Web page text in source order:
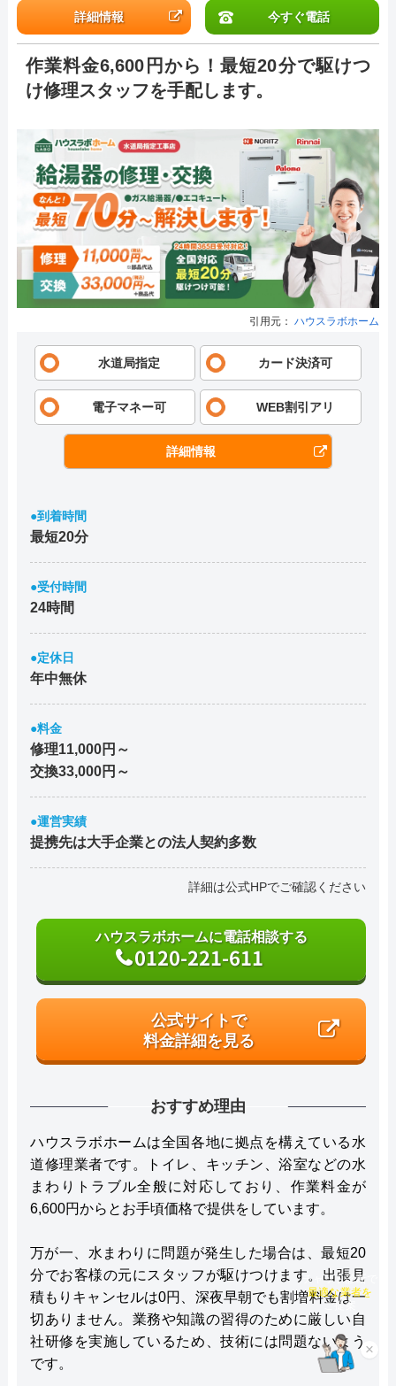
詳細情報 今すぐ電話
作業料金6,600円から！最短20分で駆けつ
け修理スタッフを手配します。
引用元： ハウスラボホーム
水道局指定 カード決済可
電子マネー可 WEB割引アリ
詳細情報
●到着時間
最短20分
●受付時間
24時間
●定休日
年中無休
●料金
修理11,000円～
交換33,000円～
●運営実績
提携先は大手企業との法人契約多数
詳細は公式HPでご確認ください
ハウスラボホームに電話相談する
0120-221-611
公式サイトで
料金詳細を見る
おすすめ理由
ハウスラボホームは全国各地に拠点を構えている水
道修理業者です。トイレ、キッチン、浴室などの水
まわりトラブル全般に対応しており、作業料金が
6,600円からとお手頃価格で提供をしています。
万が一、水まわりに問題が発生した場合は、最短20
分でお客様の元にスタッフが駆けつけます。出張見
積もりキャンセルは0円、深夜早朝でも割増料金は一
切ありません。業務や知識の習得のために厳しい自
社研修を実施しているため、技術には問題ないよう
です。
×
チャット診断で
最適な業者を
ご提案